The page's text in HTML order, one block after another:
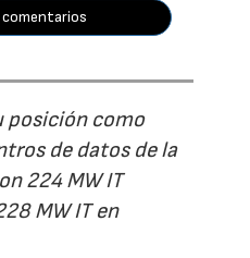
posición como
de datos de la
224 MW IT
MW IT en